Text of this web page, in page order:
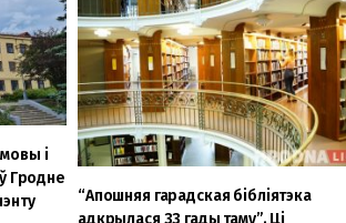
і
Гродне
“Апошняя гарадская бібліятэка
адкрылася 33 гады таму”. Ці